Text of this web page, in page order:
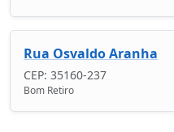
Rua Osvaldo Aranha
CEP: 35160-237
Bom Retiro